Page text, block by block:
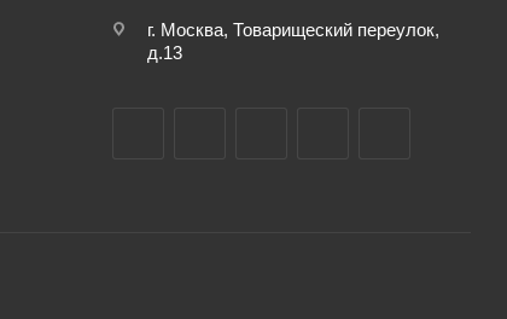
г. Москва, Товарищеский переулок,
д.13